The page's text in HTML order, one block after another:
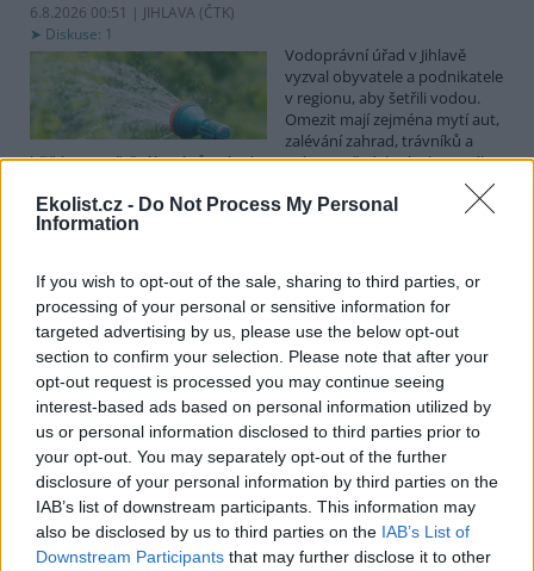
Ekolist.cz - Do Not Process My Personal
Information
If you wish to opt-out of the sale, sharing to third parties, or
processing of your personal or sensitive information for
targeted advertising by us, please use the below opt-out
section to confirm your selection. Please note that after your
opt-out request is processed you may continue seeing
interest-based ads based on personal information utilized by
us or personal information disclosed to third parties prior to
your opt-out. You may separately opt-out of the further
disclosure of your personal information by third parties on the
IAB’s list of downstream participants. This information may
also be disclosed by us to third parties on the IAB’s List of
Downstream Participants that may further disclose it to other
6.8.2026 00:51 | JIHLAVA (ČTK)
Diskuse: 1
Vodoprávní úřad v Jihlavě
vyzval obyvatele a podnikatele
v regionu, aby šetřili vodou.
Omezit mají zejména mytí aut,
zalévání zahrad, trávníků a
hřišť, napouštění bazénů nebo kropení zpevněných ploch, uvedl
kontrolovat povolené odběry. Výzva k šetření vodou platí pro
všechny obce spadající pod Jihlavu jako obec s rozšířenou
Celníci odhalili gang překupníků papoušků, zajistili
stovku ptáků
5.8.2026 20:13 (ČTK)
Celníci odhalili gang
překupníků chráněných druhů
papoušků působící v několika
krajích a zajistili asi stovku
ptáků. S odchytem a
zajištěním zvířat celníkům pomohly zoo v Praze, Zlíně a Ostravě. V
ostravské zahradě také papoušci nalezli dočasné útočiště. V
tiskové zprávě nawebucelníků to oznámila mluvčí Celní správy ČR
Martina Kaňková. Případem se zabývá policie.